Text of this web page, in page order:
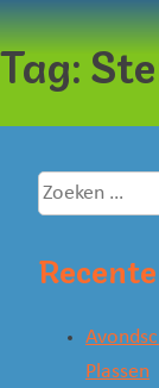
naar
content
Tag:
Zoeken
naar:
Plassen